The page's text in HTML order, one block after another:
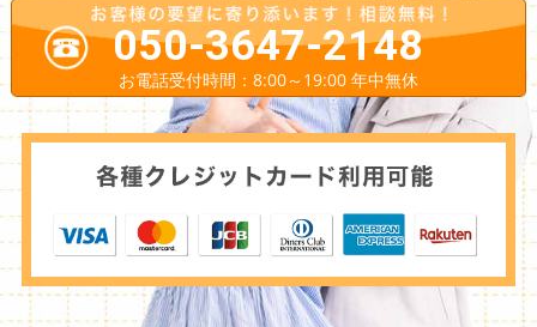
050-3647-2148
お電話受付時間：8:00～19:00 年中無休